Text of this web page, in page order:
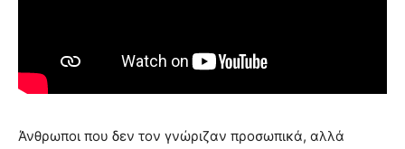
Άνθρωποι που δεν τον γνώριζαν προσωπικά, αλλά